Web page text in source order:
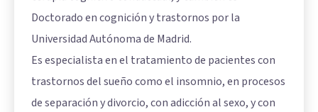
Doctorado en cognición y trastornos por la
Universidad Autónoma de Madrid.
Es especialista en el tratamiento de pacientes con
trastornos del sueño como el insomnio, en procesos
de separación y divorcio, con adicción al sexo, y con